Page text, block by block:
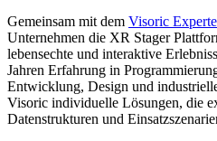
Gemeinsam mit dem Visoric
Unternehmen die XR Stager
lebensechte und interaktive
Jahren Erfahrung in
Entwicklung, Design und
Visoric individuelle Lösungen, die
Datenstrukturen und